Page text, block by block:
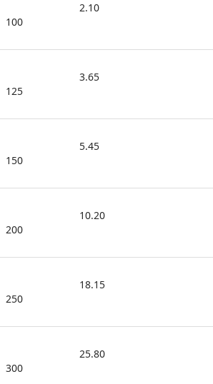
100
2.10
125
3.65
150
5.45
200
10.20
250
18.15
300
25.80